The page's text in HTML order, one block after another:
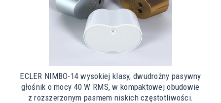
ECLER NIMBO-14 wysokiej klasy, dwudrożny pasywny
głośnik o mocy 40 W RMS, w kompaktowej obudowie
z rozszerzonym pasmem niskich częstotliwości.